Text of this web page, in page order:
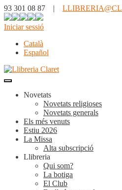
93 301 08 87 |
Iniciar sessió
Català
Español
Novetats
Novetats religioses
Novetats generals
Els més venuts
Estiu 2026
La Missa
Alta subscripció
Llibreria
Qui som?
La botiga
El Club